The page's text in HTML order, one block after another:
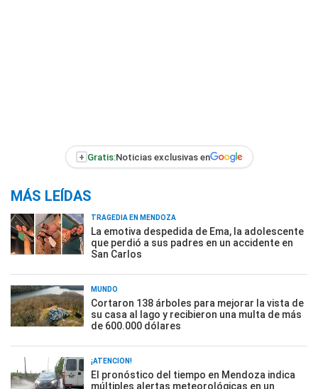
+ Gratis:Noticias exclusivas en
MÁS LEÍDAS
TRAGEDIA EN MENDOZA
La emotiva despedida de Ema, la adolescente
que perdió a sus padres en un accidente en
San Carlos
MUNDO
Cortaron 138 árboles para mejorar la vista de
su casa al lago y recibieron una multa de más
de 600.000 dólares
¡ATENCIÓN!
El pronóstico del tiempo en Mendoza indica
múltiples alertas meteorológicas en un